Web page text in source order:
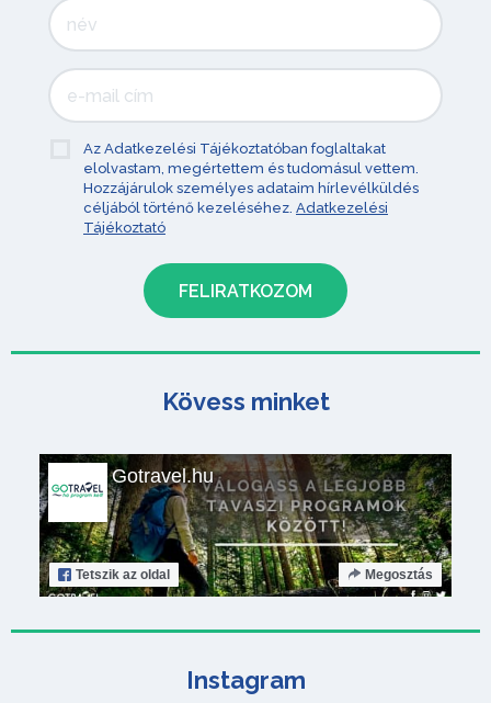
Az Adatkezelési Tájékoztatóban foglaltakat
elolvastam, megértettem és tudomásul vettem.
Hozzájárulok személyes adataim hírlevélküldés
céljából történő kezeléséhez. Adatkezelési
Tájékoztató
Kövess minket
Gotravel.hu
Tetszik az oldal Megosztás
Instagram